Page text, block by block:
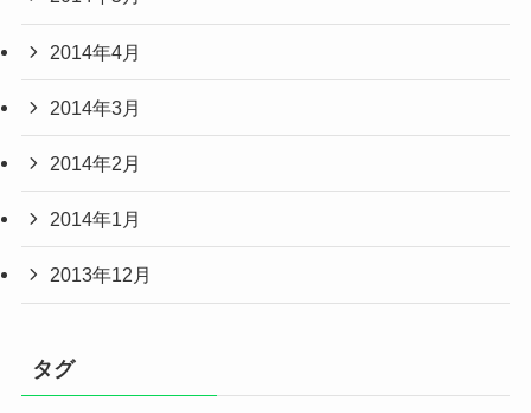
2014年4月
2014年3月
2014年2月
2014年1月
2013年12月
タグ